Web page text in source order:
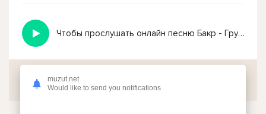
Чтобы прослушать онлайн песню Бакр - Грустно дождю по ночам он плачет нажмите на кнопку плей с светом зелений
muzut.net
Would like to send you notifications